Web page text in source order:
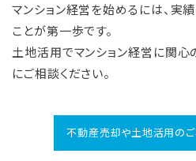
マンション経営を始めるには、実
ことが第一歩です。
土地活用でマンション経営に関心
にご相談ください。
不動産売却や土地活用のご